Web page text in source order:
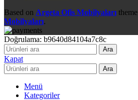
Based on Argeta Ofis Mobilyaları theme
Mobilyaları.
Doğrulama: b9640d84104a7c8c
Ara
Kapat
Ara
Menü
Kategoriler